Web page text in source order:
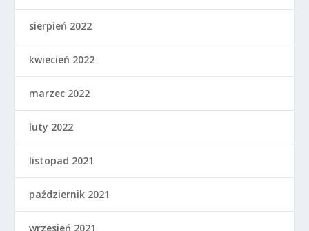
sierpień 2022
kwiecień 2022
marzec 2022
luty 2022
listopad 2021
październik 2021
wrzesień 2021